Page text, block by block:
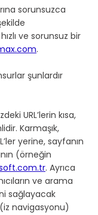
sorunsuzca
ve sorunsuz bir
.
şunlardır
URL’lerin kısa,
Karmaşık,
yerine, sayfanın
(örneğin
. Ayrıca
ve arama
sağlayacak
(iz navigasyonu)